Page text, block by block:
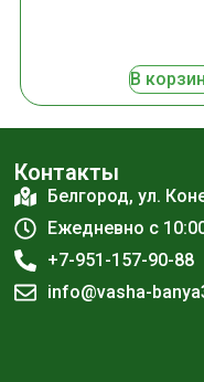
В
Контакты
Белгород, ул.
Ежедневно с
+7-951-157-90-88
info@vasha-